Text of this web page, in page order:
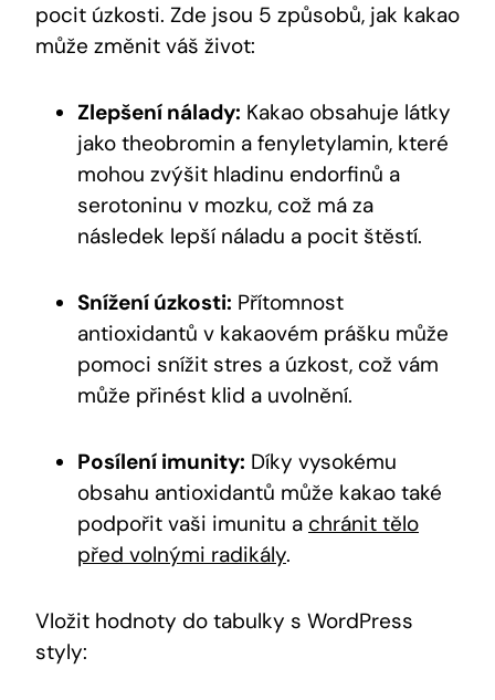
pocit úzkosti. Zde jsou 5 způsobů, jak kakao
může změnit váš život:
Zlepšení nálady: Kakao obsahuje látky
⁤jako theobromin a fenyletylamin, které
mohou zvýšit‍ hladinu endorfinů a
serotoninu v mozku, což má za
následek lepší náladu a pocit ⁣štěstí.
Snížení úzkosti: Přítomnost⁣
antioxidantů v kakaovém prášku‍ může
pomoci snížit stres a úzkost, což vám
může přinést klid⁢ a uvolnění.
Posílení imunity: Díky⁢ vysokému
obsahu⁢ antioxidantů může⁤ kakao také
podpořit vaši imunitu a ⁢ chránit tělo
před volnými radikály.
Vložit hodnoty do tabulky s WordPress
styly: